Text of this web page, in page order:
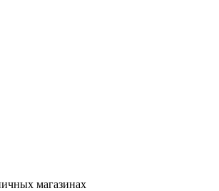
магазинах